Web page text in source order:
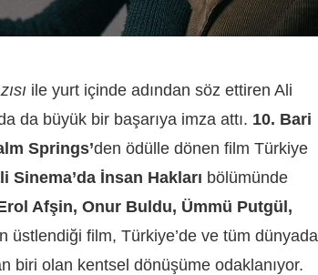
ile yurt içinde adından söz ettiren Ali
da büyük bir başarıya imza attı. 10. Bari
Springs’den ödülle dönen film Türkiye
Sinema’da İnsan Hakları bölümünde
Afşin, Onur Buldu, Ümmü Putgül,
üstlendiği film, Türkiye’de ve tüm dünyada
biri olan kentsel dönüşüme odaklanıyor.